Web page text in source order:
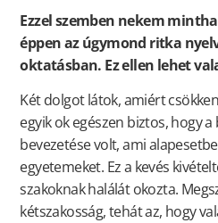
Ezzel szemben nekem
éppen az úgymond ritka
oktatásban. Ez ellen lehet
Két dolgot látok, amiért
egyik ok egészen biztos, hogy
bevezetése volt, ami
egyetemeket. Ez a kevés
szakoknak halálát okozta.
kétszakosság, tehát az, hogy